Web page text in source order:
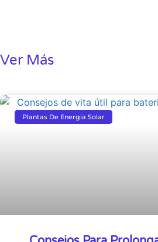
Ver Más
Plantas De Energia Solar